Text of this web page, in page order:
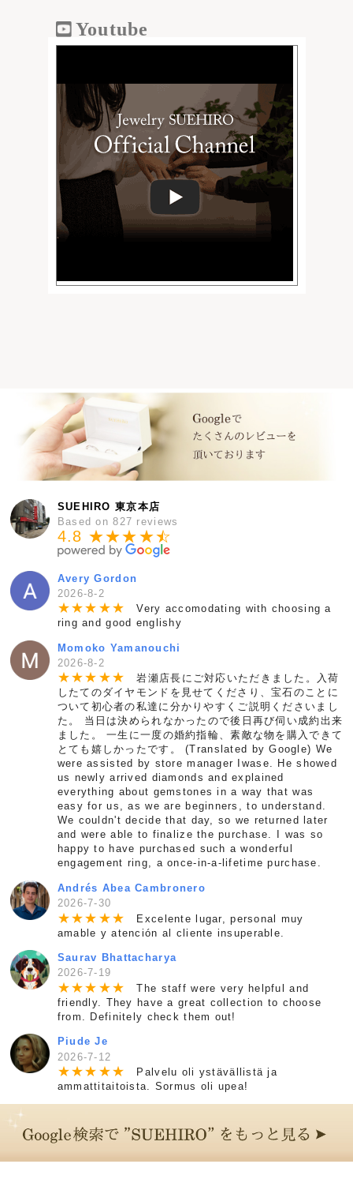
Youtube
SUEHIRO 東京本店
Based on 827 reviews
4.8 ★★★★★
☆
Avery Gordon
2026-8-2
★★★ ★★
Very accomodating with choosing a
ring and good englishy
Momoko Yamanouchi
2026-8-2
★★★ ★★
岩瀬店長にご対応いただきました。入荷
したてのダイヤモンドを見せてくださり、宝石のことに
ついて初心者の私達に分かりやすくご説明くださいまし
た。 当日は決められなかったので後日再び伺い成約出来
ました。 一生に一度の婚約指輪、素敵な物を購入できて
とても嬉しかったです。 (Translated by Google) We
were assisted by store manager Iwase. He showed
us newly arrived diamonds and explained
everything about gemstones in a way that was
easy for us, as we are beginners, to understand.
We couldn't decide that day, so we returned later
and were able to finalize the purchase. I was so
happy to have purchased such a wonderful
engagement ring, a once-in-a-lifetime purchase.
Andrés Abea Cambronero
2026-7-30
★★★ ★★
Excelente lugar, personal muy
amable y atención al cliente insuperable.
Saurav Bhattacharya
2026-7-19
★★★ ★★
The staff were very helpful and
friendly. They have a great collection to choose
from. Definitely check them out!
Piude Je
2026-7-12
★★★ ★★
Palvelu oli ystävällistä ja
ammattitaitoista. Sormus oli upea!